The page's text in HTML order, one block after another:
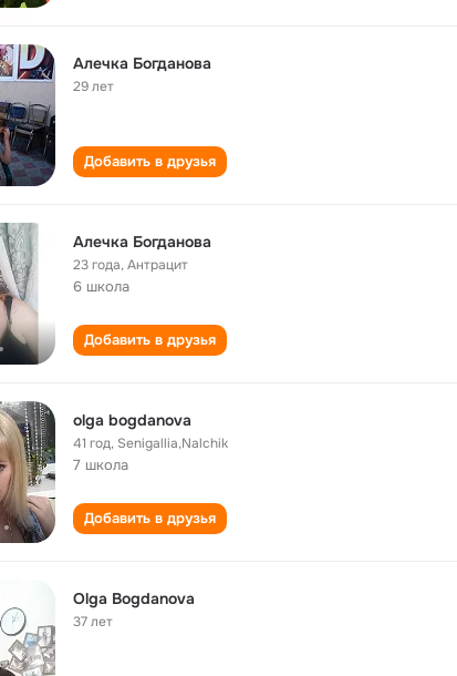
Алечка Богданова
29 лет
Добавить в друзья
Алечка Богданова
23 года,Антрацит
6 школа
Добавить в друзья
olga bogdanova
41 год, Senigallia,Nalchik
7 школа
Добавить в друзья
Olga Bogdanova
37 лет